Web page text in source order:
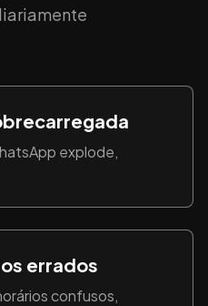
explode,
errados
confusos,